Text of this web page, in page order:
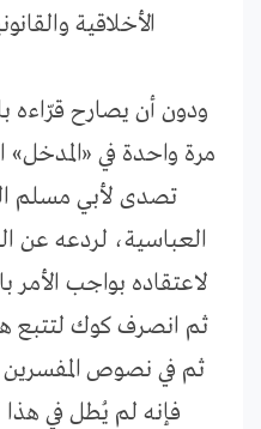
الأخلاقية
ودون أن يصارح قرّاءه
مرة واحدة في
تصدى لأبي مسلم
العباسية، لردعه عن
لاعتقاده بواجب الأمر
ثم انصرف كوك لتتبع
ثم في نصوص المفسرين
فإنه لم يُطل في